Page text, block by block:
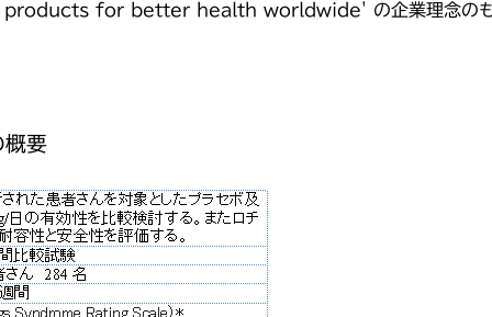
for better health worldwide' の企業理念のもと
概要